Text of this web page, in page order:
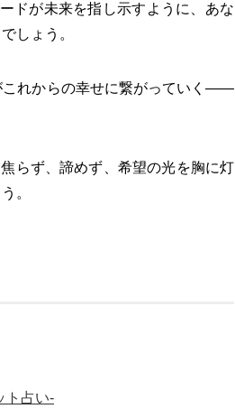
ドが未来を指し示すように、あな
しょう。
これからの幸せに繋がっていく――
らず、諦めず、希望の光を胸に灯
。
ト占い-